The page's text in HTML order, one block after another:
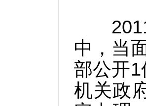
2011
中，当
部公开
机关政